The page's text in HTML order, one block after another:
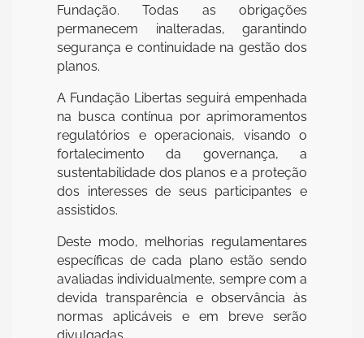
Fundação. Todas as obrigações
permanecem inalteradas, garantindo
segurança e continuidade na gestão dos
planos.
A Fundação Libertas seguirá empenhada
na busca contínua por aprimoramentos
regulatórios e operacionais, visando o
fortalecimento da governança, a
sustentabilidade dos planos e a proteção
dos interesses de seus participantes e
assistidos.
Deste modo, melhorias regulamentares
específicas de cada plano estão sendo
avaliadas individualmente, sempre com a
devida transparência e observância às
normas aplicáveis e em breve serão